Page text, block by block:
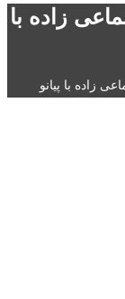
زاده با
زاده با پیانو